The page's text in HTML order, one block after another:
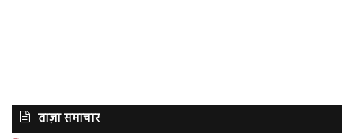
ताज़ा समाचार